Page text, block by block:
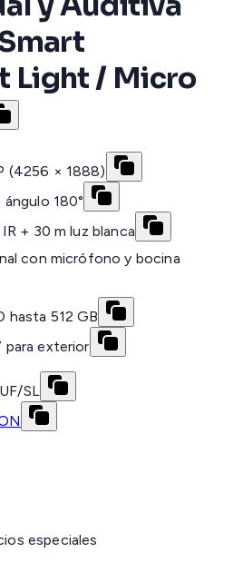
Light / Micro
(4256 × 1888)
180°
+ 30 m luz blanca
con micrófono y bocina
hasta 512 GB
exterior
SL
especiales